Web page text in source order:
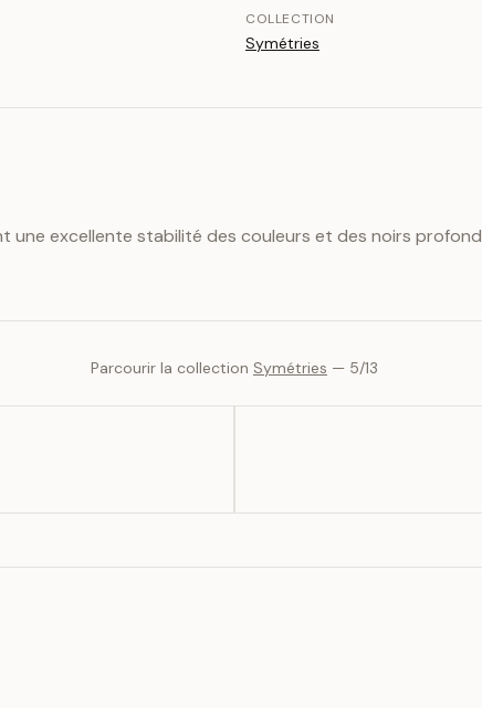
COLLECTION
Symétries
une excellente stabilité des couleurs et des noirs
Parcourir la collection Symétries — 5/13